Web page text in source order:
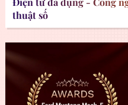
thuật số